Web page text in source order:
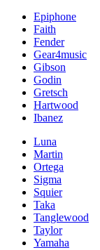
Epiphone
Faith
Fender
Gear4music
Gibson
Godin
Gretsch
Hartwood
Ibanez
Luna
Martin
Ortega
Sigma
Squier
Taka
Tanglewood
Taylor
Yamaha